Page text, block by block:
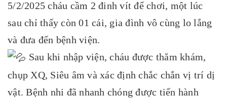
5/2/2025 cháu cầm 2 đinh vít để chơi, một lúc
sau chỉ thấy còn 01 cái, gia đình vô cùng lo lắng
và đưa đến bệnh viện.
Sau khi nhập viện, cháu được thăm khám,
chụp XQ, Siêu âm và xác định chắc chắn vị trí dị
vật. Bệnh nhi đã nhanh chóng được tiến hành